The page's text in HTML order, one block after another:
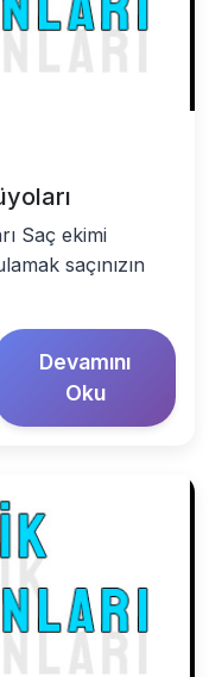
Saç ekimi
saçınızın
Devamını
Oku